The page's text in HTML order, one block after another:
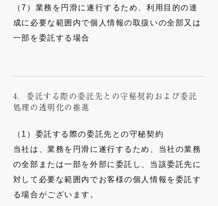
（7）業務を円滑に遂行するため、利用目的の達
成に必要な範囲内で個人情報の取扱いの全部又は
一部を委託する場合
4．委託する際の委託先との守秘契約および委託
処理の透明化の推進
（1）委託する際の委託先との守秘契約
当社は、業務を円滑に遂行するため、当社の業務
の全部または一部を外部に委託し、当該委託先に
対して必要な範囲内でお客様の個人情報を委託す
る場合がございます。